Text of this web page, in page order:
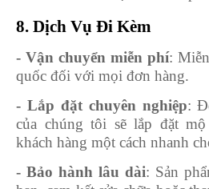
8. Dịch Vụ Đi Kèm
- Vận chuyển miễn phí:
quốc đối với mọi đơn hàng.
- Lắp đặt chuyên nghiệp:
của chúng tôi sẽ lắp đặt
khách hàng một cách nhanh
- Bảo hành lâu dài: Sản